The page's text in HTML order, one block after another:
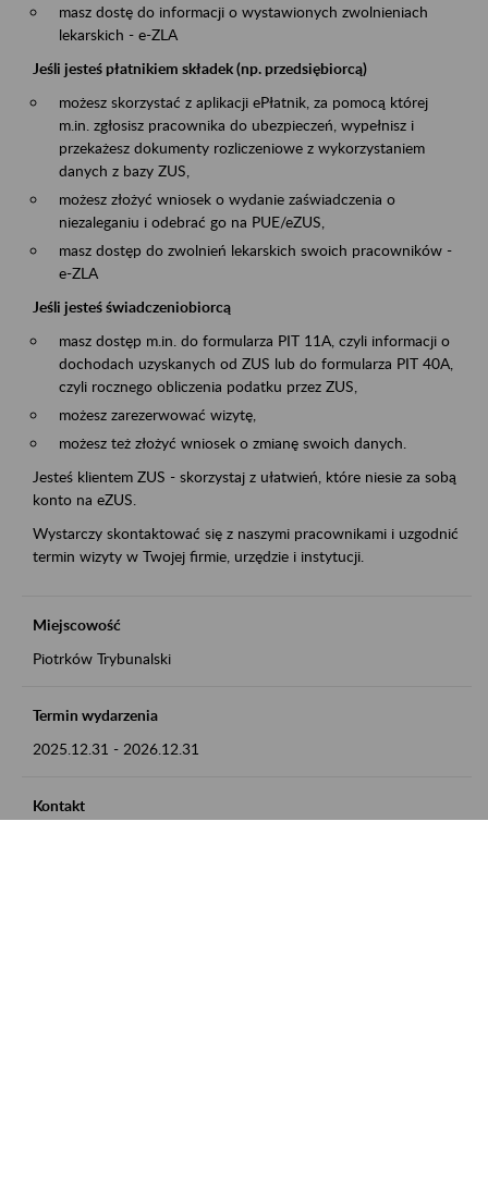
masz dostę do informacji o wystawionych zwolnieniach
lekarskich - e-ZLA
Jeśli jesteś płatnikiem składek (np. przedsiębiorcą)
możesz skorzystać z aplikacji ePłatnik, za pomocą której
m.in. zgłosisz pracownika do ubezpieczeń, wypełnisz i
przekażesz dokumenty rozliczeniowe z wykorzystaniem
danych z bazy ZUS,
możesz złożyć wniosek o wydanie zaświadczenia o
niezaleganiu i odebrać go na PUE/eZUS,
masz dostęp do zwolnień lekarskich swoich pracowników -
e-ZLA
Jeśli jesteś świadczeniobiorcą
masz dostęp m.in. do formularza PIT 11A, czyli informacji o
dochodach uzyskanych od ZUS lub do formularza PIT 40A,
czyli rocznego obliczenia podatku przez ZUS,
możesz zarezerwować wizytę,
możesz też złożyć wniosek o zmianę swoich danych.
Jesteś klientem ZUS - skorzystaj z ułatwień, które niesie za sobą
konto na eZUS.
Wystarczy skontaktować się z naszymi pracownikami i uzgodnić
termin wizyty w Twojej firmie, urzędzie i instytucji.
Miejscowość
Piotrków Trybunalski
Termin wydarzenia
2025.12.31 - 2026.12.31
Kontakt